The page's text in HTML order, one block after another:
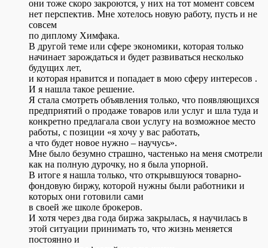
они тоже скоро закроются, у них на тот момент совсем
нет перспектив. Мне хотелось новую работу, пусть и не
совсем
по диплому Химфака.
В другой теме или сфере экономики, которая только
начинает зарождаться и будет развиваться несколько
будущих лет,
и которая нравится и попадает в мою сферу интересов .
И я нашла такое решение.
Я стала смотреть объявления только, что появляющихся
предприятий о продаже товаров или услуг и шла туда и
конкретно предлагала свои услугу на возможное место
работы, с позиции «я хочу у вас работать,
а что будет новое нужно – научусь».
Мне было безумно страшно, частенько на меня смотрели
как на полную дурочку, но я была упорной.
В итоге я нашла только, что открывшуюся товарно-
фондовую биржу, которой нужны были работники и
которых они готовили сами
в своей же школе брокеров.
И хотя через два года биржа закрылась, я научилась в
этой ситуации принимать то, что жизнь меняется
постоянно и